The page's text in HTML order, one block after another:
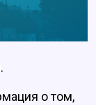
о том,